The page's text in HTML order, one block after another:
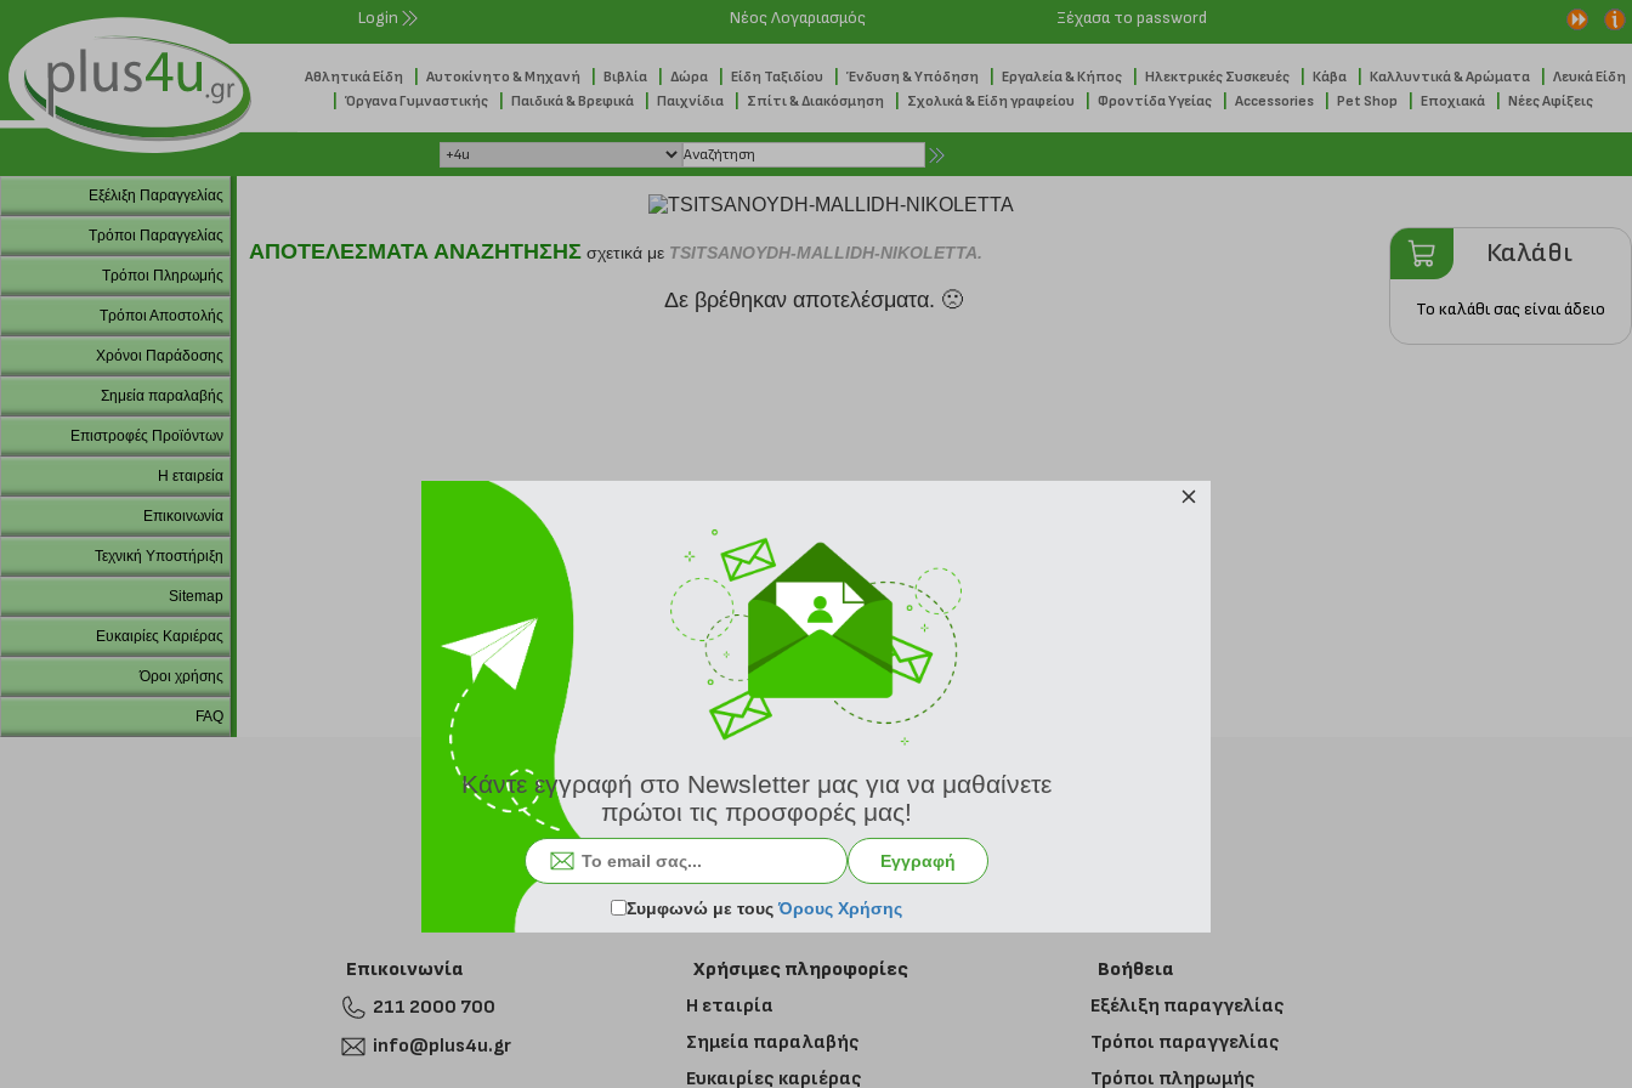
Login Νέος Λογαριασμός Ξέχασα το password
Αθλητικά Είδη Αυτοκίνητο & Μηχανή Βιβλία Δώρα Είδη Ταξιδίου Ένδυση & Υπόδηση Εργαλεία & Κήπος Ηλεκτρικές Συσκευές Κάβα Καλλυντικά & Αρώματα Λευκά Είδη
Όργανα Γυμναστικής Παιδικά & Βρεφικά Παιχνίδια Σπίτι & Διακόσμηση Σχολικά & Είδη γραφείου Φροντίδα Υγείας Accessories Pet Shop Εποχιακά Νέες Αφίξεις
Εξέλιξη Παραγγελίας
Τρόποι Παραγγελίας
Τρόποι Πληρωμής
Τρόποι Αποστολής
Χρόνοι Παράδοσης
Σημεία παραλαβής
Επιστροφές Προϊόντων
Η εταιρεία
Επικοινωνία
Τεχνική Υποστήριξη
Sitemap
Ευκαιρίες Καριέρας
Όροι χρήσης
FAQ
ΑΠΟΤΕΛΕΣΜΑΤΑ ΑΝΑΖΗΤΗΣΗΣ σχετικά με TSITSANOYDH-MALLIDH-NIKOLETTA.
Δε βρέθηκαν αποτελέσματα. 🙁
Καλάθι
Το καλάθι σας είναι άδειο
Εγγραφή στο newsletter
Επικοινωνία
211 2000 700
info@plus4u.gr
Χρήσιμες πληροφορίες
Η εταιρία
Σημεία παραλαβής
Ευκαιρίες καριέρας
Βοήθεια
Εξέλιξη παραγγελίας
Τρόποι παραγγελίας
Τρόποι πληρωμής
Κάντε εγγραφή στο Newsletter μας για να μαθαίνετε
πρώτοι τις προσφορές μας!
Εγγραφή
Συμφωνώ με τουςΌρους Χρήσης